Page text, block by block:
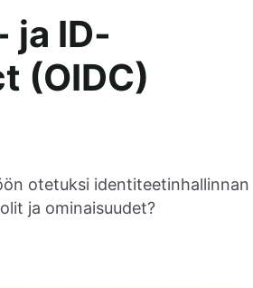
ja ID-
(OIDC)
otetuksi identiteetinhallinnan
ja ominaisuudet?